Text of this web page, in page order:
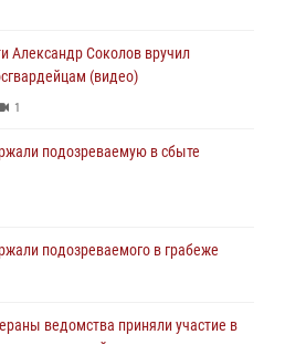
Александр Соколов вручил
(видео)
1
подозреваемую в сбыте
подозреваемого в грабеже
ведомства приняли участие в